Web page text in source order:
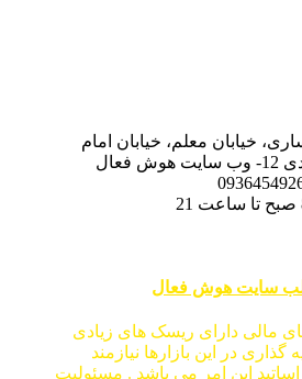
خیابان معلم، خیابان امام
سایت هوش فعال
مالی دارای ریسک های زیادی
در این بازارها نیازمند
این امر می باشد . مسئولیت